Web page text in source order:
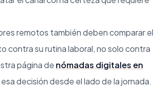
remotos también deben comparar el
contra su rutina laboral, no solo contra
página de nómadas digitales en
decisión desde el lado de la jornada.